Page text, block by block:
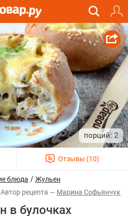
2
блюда / Жульен
Марина Софьянчук
в булочках